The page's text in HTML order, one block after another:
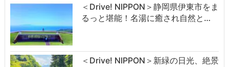
＜Drive! NIPPON＞静岡県伊東市をま
るっと堪能！名湯に癒され自然と…
＜Drive! NIPPON＞新緑の日光、絶景